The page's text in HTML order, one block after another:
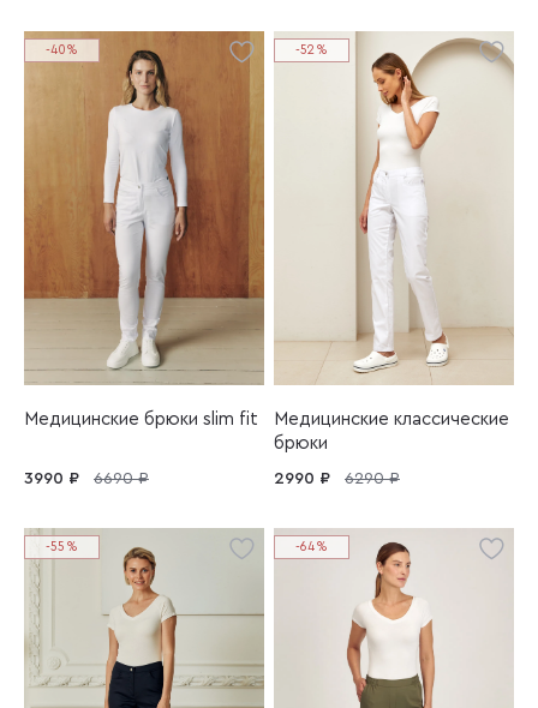
Медицинские брюки slim fit
-40%
3990 ₽ 6690 ₽
Медицинские классические
брюки
-52%
2990 ₽ 6290 ₽
-55% -64%